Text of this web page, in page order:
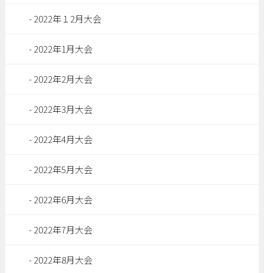
2022年１2月大会
2022年1月大会
2022年2月大会
2022年3月大会
2022年4月大会
2022年5月大会
2022年6月大会
2022年7月大会
2022年8月大会